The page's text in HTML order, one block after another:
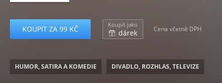
KOUPIT ZA 99 KČ Koupit jako
dárek Cena včetně DPH
HUMOR, SATIRA A KOMEDIE DIVADLO, ROZHLAS, TELEVIZE